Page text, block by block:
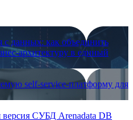
с данных: как объединить
архитектуру в единый
self-service-платформу для
версия СУБД Arenadata DB